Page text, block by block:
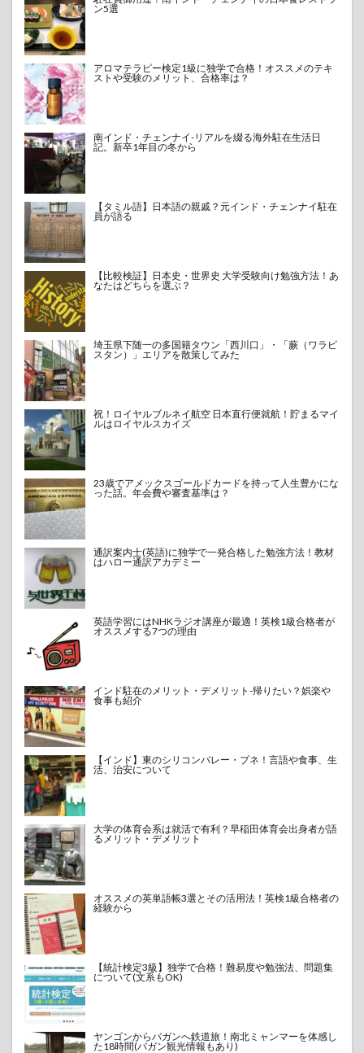
ン5選
アロマテラピー検定1級に独学で合格！オススメのテキ
ストや受験のメリット、合格率は？
南インド・チェンナイ-リアルを綴る海外駐在生活日
記。新卒1年目の冬から
【タミル語】日本語の親戚？元インド・チェンナイ駐在
員が語る
【比較検証】日本史・世界史 大学受験向け勉強方法！あ
なたはどちらを選ぶ？
埼玉県下随一の多国籍タウン「西川口」・「蕨（ワラビ
スタン）」エリアを散策してみた
祝！ロイヤルブルネイ航空 日本直行便就航！貯まるマイ
ルはロイヤルスカイズ
23歳でアメックスゴールドカードを持って人生豊かにな
った話。年会費や審査基準は？
通訳案内士(英語)に独学で一発合格した勉強方法！教材
はハロー通訳アカデミー
英語学習にはNHKラジオ講座が最適！英検1級合格者が
オススメする7つの理由
インド駐在のメリット・デメリット-帰りたい？娯楽や
食事も紹介
【インド】東のシリコンバレー・プネ！言語や食事、生
活、治安について
大学の体育会系は就活で有利？早稲田体育会出身者が語
るメリット・デメリット
オススメの英単語帳3選とその活用法！英検1級合格者の
経験から
【統計検定3級】独学で合格！難易度や勉強法、問題集
について(文系もOK)
ヤンゴンからバガンへ鉄道旅！南北ミャンマーを体感し
た18時間(バガン観光情報もあり)